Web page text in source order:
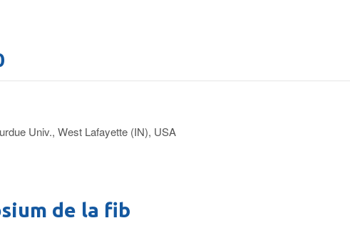
Univ., West Lafayette (IN), USA
de la fib